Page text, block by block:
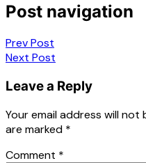
Post navigation
Prev Post
Next Post
Leave a Reply
Your email address will not
are marked *
Comment *